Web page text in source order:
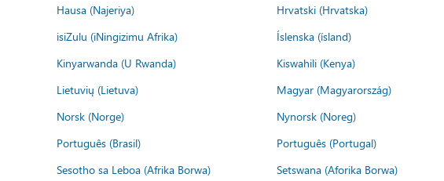
Hausa (Najeriya)
Hrvatski (Hrvatska)
isiZulu (iNingizimu Afrika)
Íslenska (ísland)
Kinyarwanda (U Rwanda)
Kiswahili (Kenya)
Lietuvių (Lietuva)
Magyar (Magyarország)
Norsk (Norge)
Nynorsk (Noreg)
Português (Brasil)
Português (Portugal)
Sesotho sa Leboa (Afrika Borwa)
Setswana (Aforika Borwa)